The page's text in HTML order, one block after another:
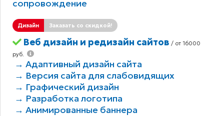
сопровождение
Дизайн Заказать со скидкой!
Веб дизайн и редизайн сайтов / от 16000
руб.
→ Адаптивный дизайн сайта
→ Версия сайта для слабовидящих
→ Графический дизайн
→ Разработка логотипа
→ Анимированные баннера